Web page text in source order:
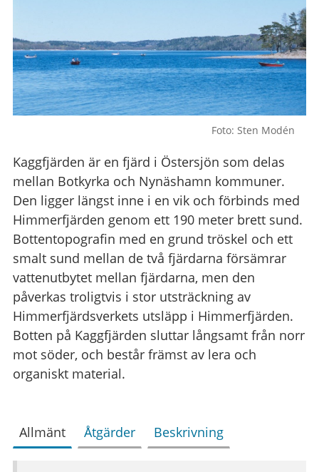
Foto: Sten Modén
Kaggfjärden är en fjärd i Östersjön som delas
mellan Botkyrka och Nynäshamn kommuner.
Den ligger längst inne i en vik och förbinds med
Himmerfjärden genom ett 190 meter brett sund.
Bottentopografin med en grund tröskel och ett
smalt sund mellan de två fjärdarna försämrar
vattenutbytet mellan fjärdarna, men den
påverkas troligtvis i stor utsträckning av
Himmerfjärdsverkets utsläpp i Himmerfjärden.
Botten på Kaggfjärden sluttar långsamt från norr
mot söder, och består främst av lera och
organiskt material.
Allmänt Åtgärder Beskrivning